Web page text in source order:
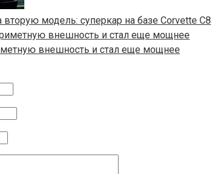
вторую модель: суперкар на базе Corvette C8
внешность и стал еще мощнее